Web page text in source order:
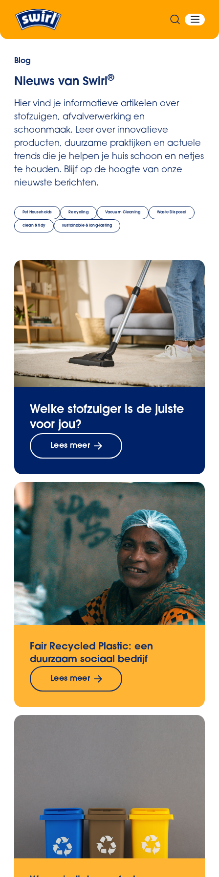
Blog
Nieuws van Swirl®
Hier vind je informatieve artikelen over
stofzuigen, afvalverwerking en
schoonmaak. Leer over innovatieve
producten, duurzame praktijken en actuele
trends die je helpen je huis schoon en netjes
te houden. Blijf op de hoogte van onze
nieuwste berichten.
Pet Households Recycling Vacuum Cleaning Waste Disposal
clean & tidy sustainable & long-lasting
Welke stofzuiger is de juiste
voor jou?
Lees meer
Fair Recycled Plastic: een
duurzaam sociaal bedrijf
Lees meer